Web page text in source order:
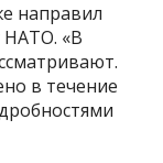
направил
НАТО. «В
в течение